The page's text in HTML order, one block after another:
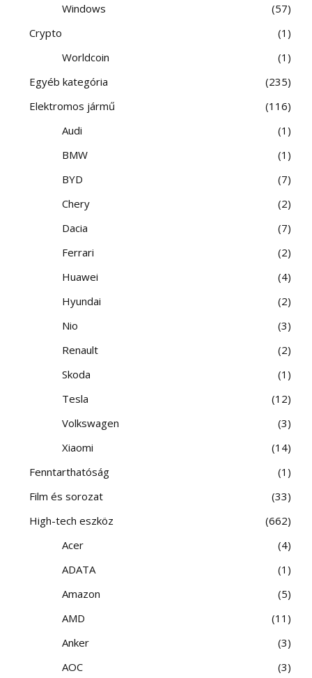
Windows
57
Crypto
1
Worldcoin
1
Egyéb kategória
235
Elektromos jármű
116
Audi
1
BMW
1
BYD
7
Chery
2
Dacia
7
Ferrari
2
Huawei
4
Hyundai
2
Nio
3
Renault
2
Skoda
1
Tesla
12
Volkswagen
3
Xiaomi
14
Fenntarthatóság
1
Film és sorozat
33
High-tech eszköz
662
Acer
4
ADATA
1
Amazon
5
AMD
11
Anker
3
AOC
3